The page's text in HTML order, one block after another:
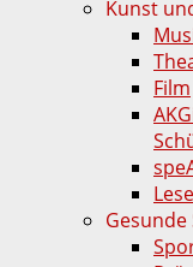
Kunst
Film
Gesunde